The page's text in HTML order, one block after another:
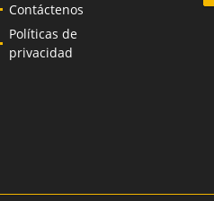
Contáctenos
Políticas de
privacidad